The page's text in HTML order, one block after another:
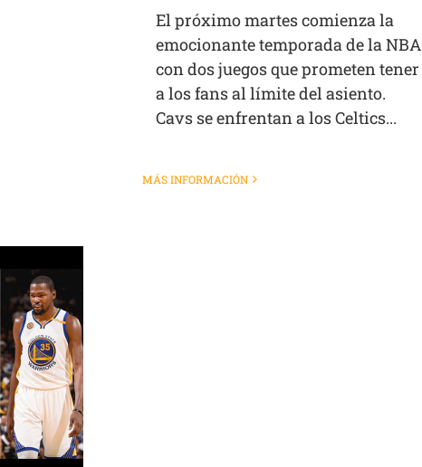
El próximo martes comienza la
emocionante temporada de la NBA
con dos juegos que prometen tener
a los fans al límite del asiento.
Cavs se enfrentan a los Celtics...
MÁS INFORMACIÓN